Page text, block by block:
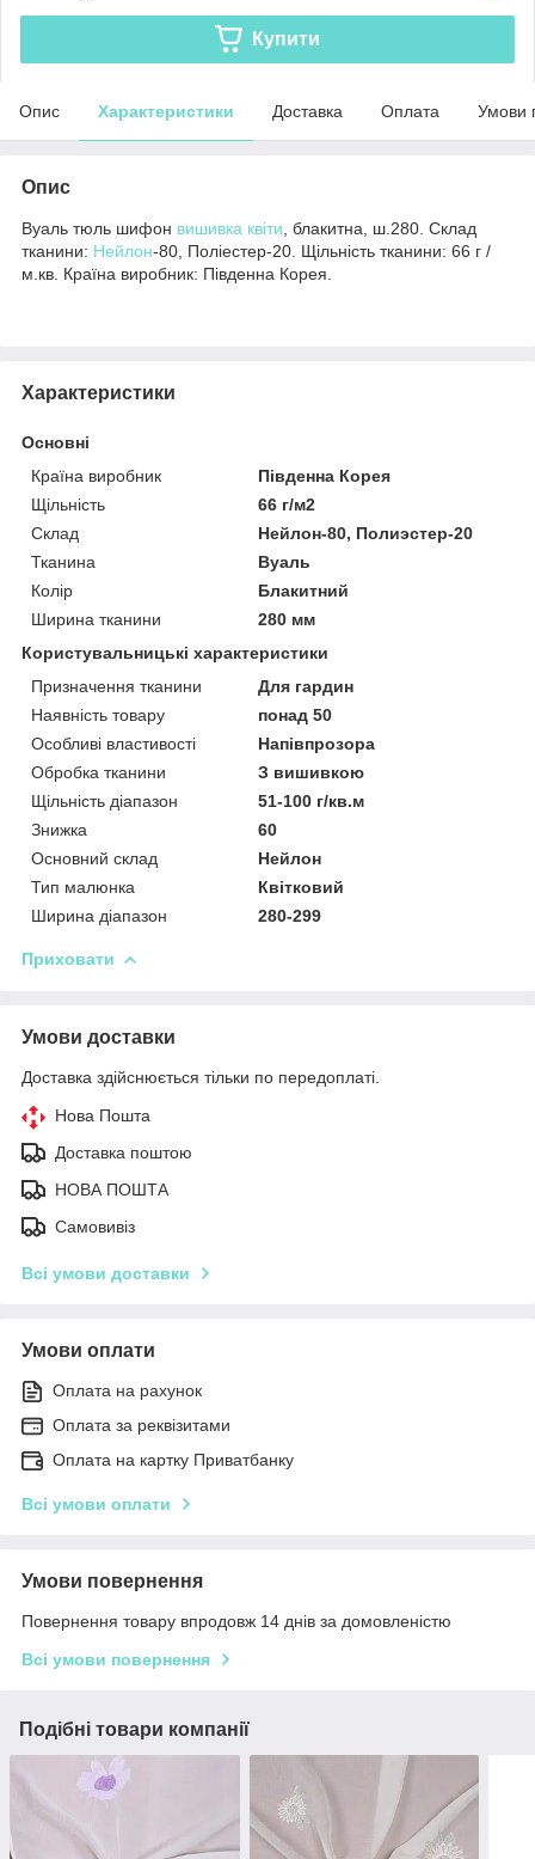
Купити
Опис Характеристики Доставка Оплата Умови
Опис
Вуаль тюль шифон вишивка квіти , блакитна, ш.280. Склад
тканини: Нейлон-80, Поліестер-20. Щільність тканини: 66 г /
м.кв. Країна виробник: Південна Корея.
Характеристики
Основні
Країна виробник
Південна Корея
Щільність
66 г/м2
Склад
Нейлон-80, Полиэстер-20
Тканина
Вуаль
Колір
Блакитний
Ширина тканини
280 мм
Користувальницькі характеристики
Призначення тканини
Для гардин
Наявність товару
понад 50
Особливі властивості
Напівпрозора
Обробка тканини
З вишивкою
Щільність діапазон
51-100 г/кв.м
Знижка
60
Основний склад
Нейлон
Тип малюнка
Квітковий
Ширина діапазон
280-299
Приховати
Умови доставки
Доставка здійснюється тільки по передоплаті.
Нова Пошта
Доставка поштою
НОВА ПОШТА
Самовивіз
Всі умови доставки
Умови оплати
Оплата на рахунок
Оплата за реквізитами
Оплата на картку Приватбанку
Всі умови оплати
Умови повернення
Повернення товару впродовж 14 днів за домовленістю
Всі умови повернення
Подібні товари компанії